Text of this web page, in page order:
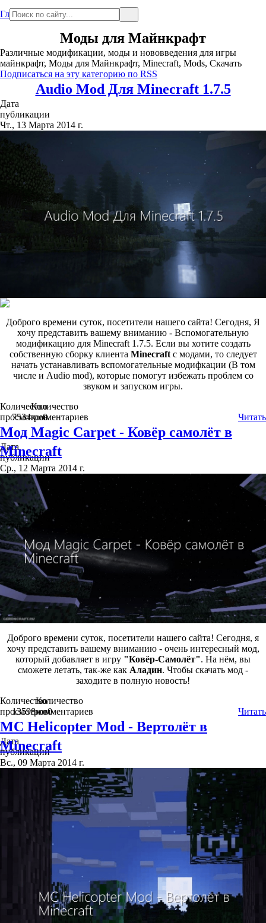
Главная
Моды для Майнкрафт
Различные модификации, моды и нововведения для игры
майнкрафт, Моды для Майнкрафт, Minecraft, Mods, Скачать
Подписаться на эту категорию по RSS
Audio Mod Для Minecraft 1.7.5
Дата
публикации
Чт., 13 Марта 2014 г.
Доброго времени суток, посетители нашего сайта! Сегодня, Я
хочу представить вашему вниманию - Вспомогательную
модификацию для Minecraft 1.7.5. Если вы хотите создать
собственную сборку клиента Minecraftс модами, то следует
начать устанавливать вспомогательные модифкации (В том
числе и Audio mod), которые помогут избежать проблем со
звуком и запуском игры.
Количество
просмотров
7534
Количество
комментариев
0 Читать
Мод Magic Carpet - Ковёр самолёт в
Minecraft
Дата
публикации
Ср., 12 Марта 2014 г.
Доброго времени суток, посетители нашего сайта! Сегодня, я
хочу представить вашему вниманию - очень интересный мод,
который добавляет в игру "Ковёр-Самолёт". На нём, вы
сможете летать, так-же как Аладин. Чтобы скачать мод -
заходите в полную новость!
Количество
просмотров
13598
Количество
комментариев
0 Читать
MC Helicopter Mod - Вертолёт в
Minecraft
Дата
публикации
Вс., 09 Марта 2014 г.